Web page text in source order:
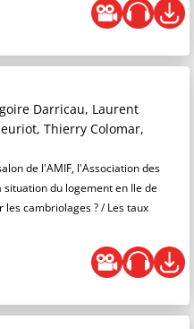
Darricau, Laurent
Thierry Colomar,
de l'AMIF, l'Association des
situation du logement en Ile de
les cambriolages ? / Les taux